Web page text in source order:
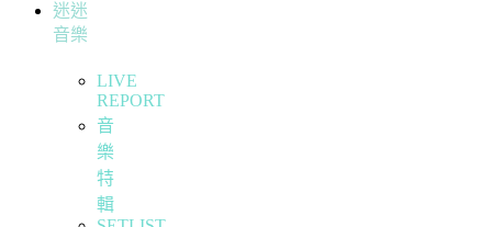
迷迷
音樂
LIVE
REPORT
音
樂
特
輯